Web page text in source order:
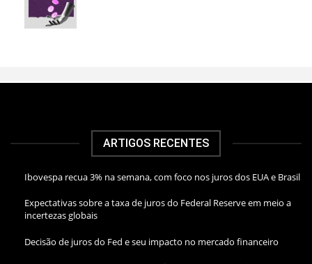
ARTIGOS RECENTES
Ibovespa recua 3% na semana, com foco nos juros dos EUA e Brasil
Expectativas sobre a taxa de juros do Federal Reserve em meio a
incertezas globais
Decisão de juros do Fed e seu impacto no mercado financeiro